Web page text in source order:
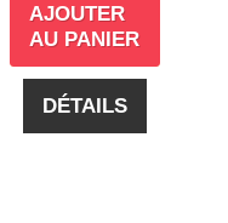
AJOUTER
AU PANIER
DÉTAILS